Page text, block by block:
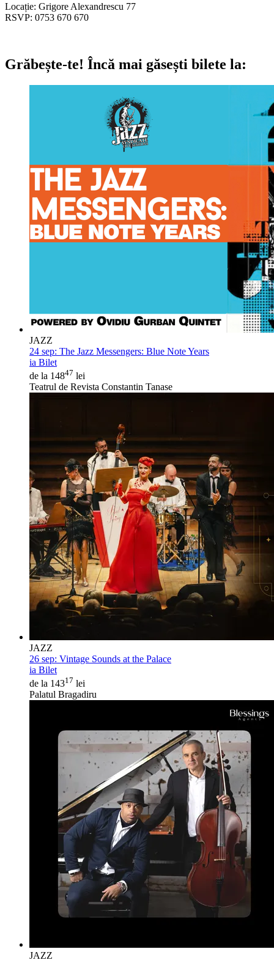
Locație: Grigore Alexandrescu 77
RSVP: 0753 670 670
Grăbește-te! Încă mai găsești bilete la:
JAZZ
24 sep: The Jazz Messengers: Blue Note Years
ia Bilet
de la 14847 lei
Teatrul de Revista Constantin Tanase
JAZZ
26 sep: Vintage Sounds at the Palace
ia Bilet
de la 14317 lei
Palatul Bragadiru
JAZZ